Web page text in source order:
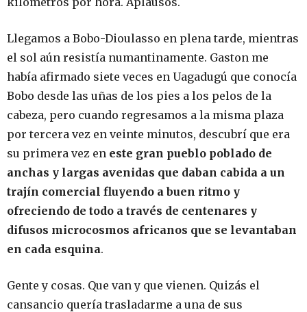
Llegamos a Bobo-Dioulasso en plena tarde, mientras
el sol aún resistía numantinamente. Gaston me
había afirmado siete veces en Uagadugú que conocía
Bobo desde las uñas de los pies a los pelos de la
cabeza, pero cuando regresamos a la misma plaza
por tercera vez en veinte minutos, descubrí que era
su primera vez en este gran pueblo poblado de
anchas y largas avenidas que daban cabida a un
trajín comercial fluyendo a buen ritmo y
ofreciendo de todo a través de centenares y
difusos microcosmos africanos que se levantaban
en cada esquina.
Gente y cosas. Que van y que vienen. Quizás el
cansancio quería trasladarme a una de sus